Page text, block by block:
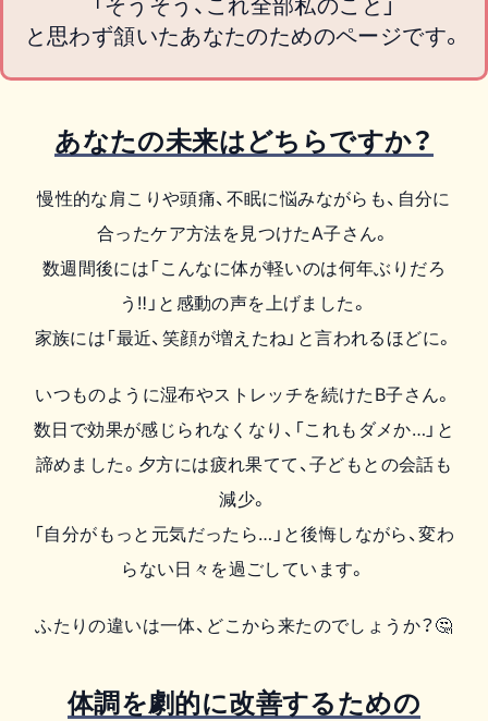
「そうそう、これ全部私のこと」
と思わず頷いたあなたのためのページです。
あなたの未来はどちらですか？
慢性的な肩こりや頭痛、不眠に悩みながらも、自分に
合ったケア方法を見つけたA子さん。
数週間後には「こんなに体が軽いのは何年ぶりだろ
う‼」と感動の声を上げました。
家族には「最近、笑顔が増えたね」と言われるほどに。
いつものように湿布やストレッチを続けたB子さん。
数日で効果が感じられなくなり、「これもダメか…」と
諦めました。夕方には疲れ果てて、子どもとの会話も
減少。
「自分がもっと元気だったら…」と後悔しながら、変わ
らない日々を過ごしています。
ふたりの違いは一体、どこから来たのでしょうか？🤔
体調を劇的に改善するための